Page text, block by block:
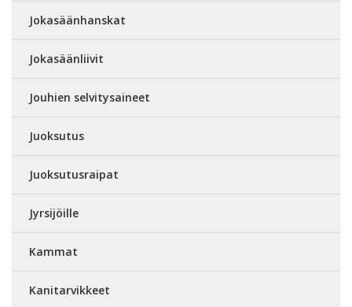
Jokasäänhanskat
Jokasäänliivit
Jouhien selvitysaineet
Juoksutus
Juoksutusraipat
Jyrsijöille
Kammat
Kanitarvikkeet